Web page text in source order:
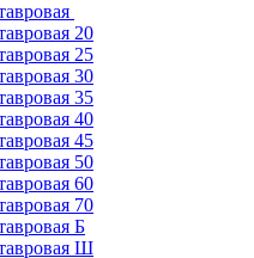
20
25
30
35
40
45
50
60
70
Б
Ш